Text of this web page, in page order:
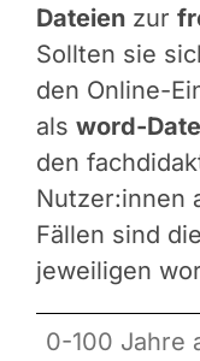
Dateien zur
Sollten sie
den Online-
als word-
den
Nutzer:innen
Fällen sind
jeweiligen
0-100 Jahre